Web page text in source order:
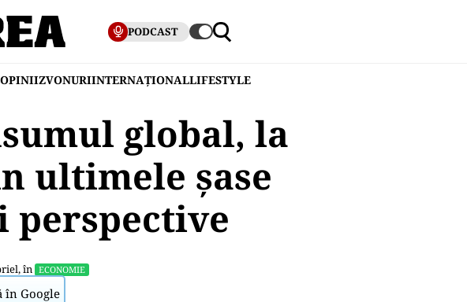
PODCAST
OPINIIZVONURIINTERNAȚIONALLIFESTYLE
global, la
ultimele șase
perspective
, în ECONOMIE
în Google